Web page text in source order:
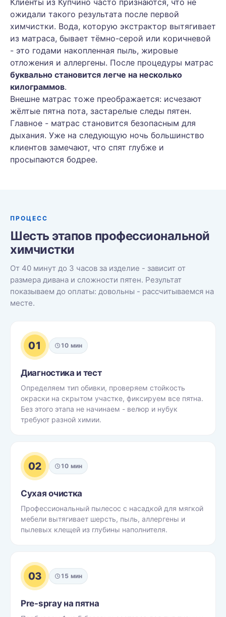
Клиенты из Купчино часто признаются, что не
ожидали такого результата после первой
химчистки. Вода, которую экстрактор вытягивает
из матраса, бывает тёмно-серой или коричневой
- это годами накопленная пыль, жировые
отложения и аллергены. После процедуры матрас
буквально становится легче на несколько
килограммов.
Внешне матрас тоже преображается: исчезают
жёлтые пятна пота, застарелые следы пятен.
Главное - матрас становится безопасным для
дыхания. Уже на следующую ночь большинство
клиентов замечают, что спят глубже и
просыпаются бодрее.
ПРОЦЕСС
Шесть этапов профессиональной
химчистки
От 40 минут до 3 часов за изделие - зависит от
размера дивана и сложности пятен. Результат
показываем до оплаты: довольны - рассчитываемся на
месте.
01 10 мин
Диагностика и тест
Определяем тип обивки, проверяем стойкость
окраски на скрытом участке, фиксируем все пятна.
Без этого этапа не начинаем - велюр и нубук
требуют разной химии.
02 10 мин
Сухая очистка
Профессиональный пылесос с насадкой для мягкой
мебели вытягивает шерсть, пыль, аллергены и
пылевых клещей из глубины наполнителя.
03 15 мин
Pre-spray на пятна